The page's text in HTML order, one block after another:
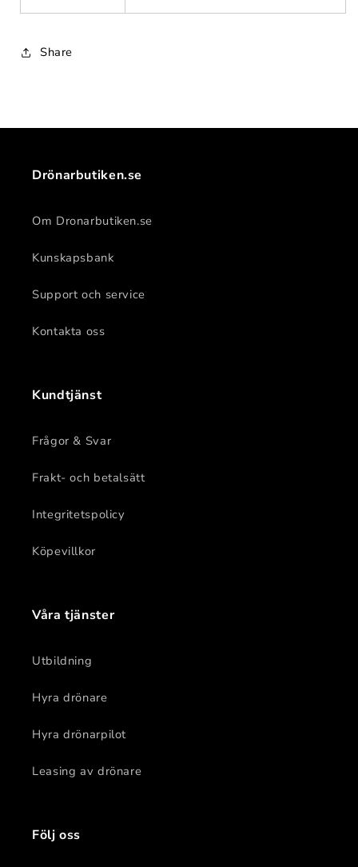
Share
Drönarbutiken.se
Om Dronarbutiken.se
Kunskapsbank
Support och service
Kontakta oss
Kundtjänst
Frågor & Svar
Frakt- och betalsätt
Integritetspolicy
Köpevillkor
Våra tjänster
Utbildning
Hyra drönare
Hyra drönarpilot
Leasing av drönare
Följ oss